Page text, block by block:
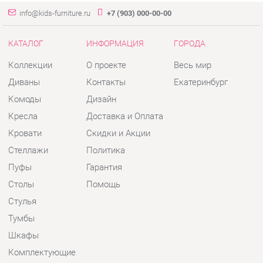
Кресла
Стеллажи
Пуфы
Столы
Стулья
Тумбы
Шкафы
Комплектующие
Доставка и Оплата
Политика
Гарантия
Помощь
Шоурум и склад самовывоза
Адрес: г. Екатеринбург, пер.